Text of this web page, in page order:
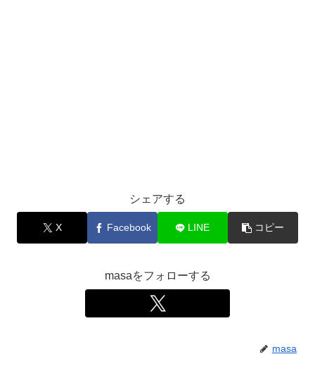
シェアする
X Facebook LINE コピー
masaをフォローする
masa